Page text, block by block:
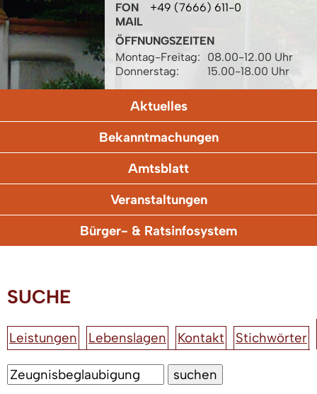
FON
+49 (7666) 611-0
MAIL
ÖFFNUNGSZEITEN
Montag-Freitag:
08.00-12.00 Uhr
Donnerstag:
15.00-18.00 Uhr
Aktuelles
Bekanntmachungen
Amtsblatt
Veranstaltungen
Bürger- & Ratsinfosystem
SUCHE
Leistungen Lebenslagen Kontakt Stichwörter